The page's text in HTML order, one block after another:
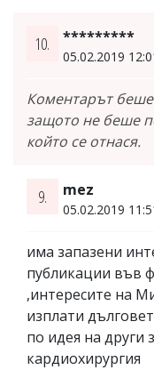
10. *********
05.02.2019
Коментарът
защото не беше
който се отнася.
9. mez
05.02.2019
има запазени
публикации във
,интересите на
изплати
по идея на други
кардиохирургия